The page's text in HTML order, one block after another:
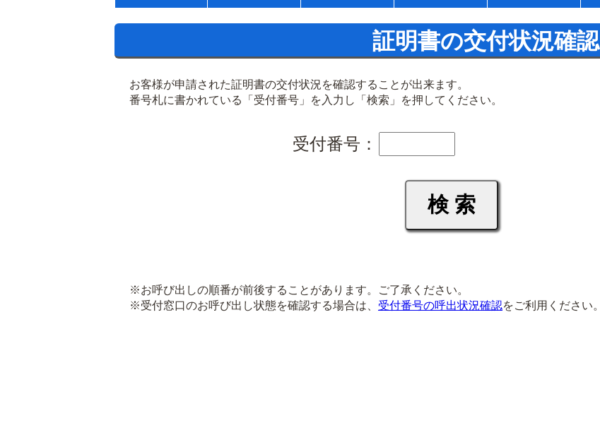
証明書の交付状況確認
お客様が申請された証明書の交付状況を確認することが出来ます。
番号札に書かれている「受付番号」を入力し「検索」を押してください。
受付番号：
※お呼び出しの順番が前後することがあります。ご了承ください。
※受付窓口のお呼び出し状態を確認する場合は、 受付番号の呼出状況確認をご利用ください。